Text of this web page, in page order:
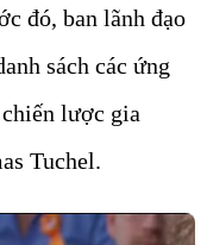
đó, ban lãnh đạo
sách các ứng
lược gia
Tuchel.